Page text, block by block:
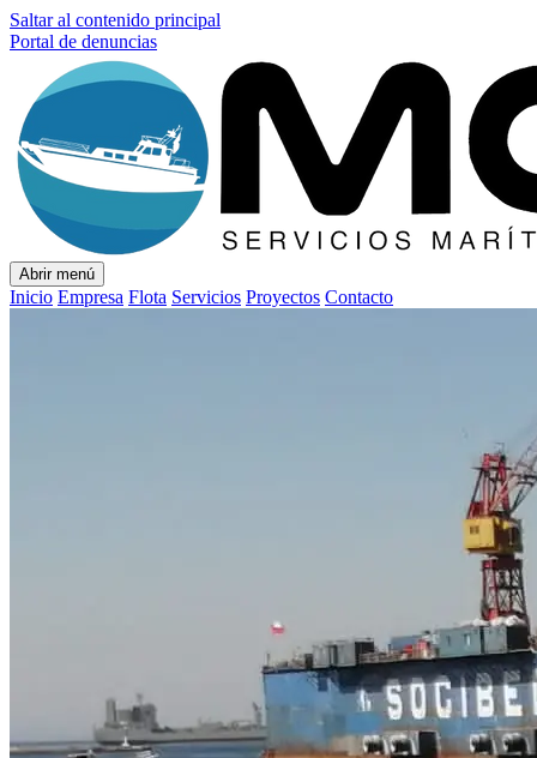
Saltar al contenido principal
Portal de denuncias
Abrir menú
Inicio Empresa Flota Servicios Proyectos Contacto